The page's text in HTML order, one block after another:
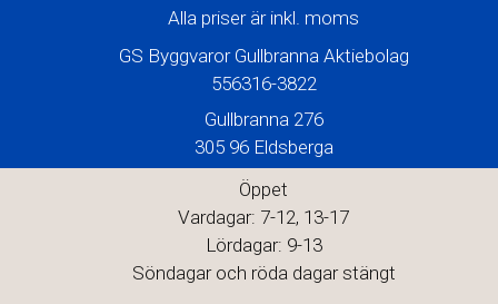
Alla priser är inkl. moms
GS Byggvaror Gullbranna Aktiebolag
556316-3822
Gullbranna 276
305 96 Eldsberga
Öppet
Vardagar: 7-12, 13-17
Lördagar: 9-13
Söndagar och röda dagar stängt